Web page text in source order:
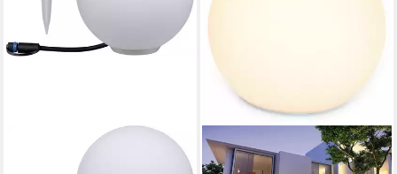
LED Kugelleuchte Plug &
OTTO HOME
LED Solarleuchte Ollira, LED-